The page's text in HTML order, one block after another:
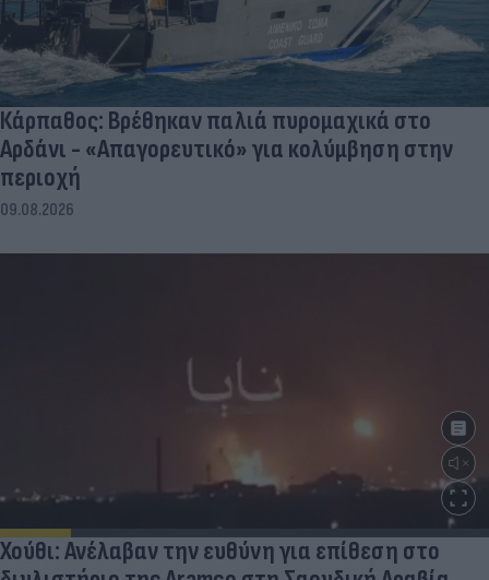
Κάρπαθος: Βρέθηκαν παλιά πυρομαχικά στο
Αρδάνι - «Απαγορευτικό» για κολύμβηση στην
περιοχή
09.08.2026
Χούθι: Ανέλαβαν την ευθύνη για επίθεση στο